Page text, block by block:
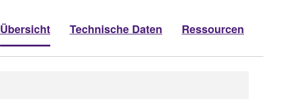
Übersicht Technische Daten Ressourcen